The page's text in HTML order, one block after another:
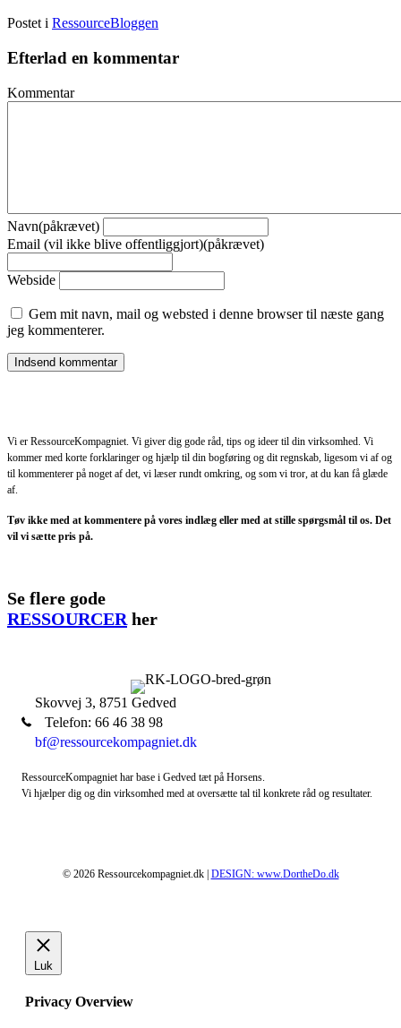
Postet i RessourceBloggen
Efterlad en kommentar
Kommentar
Navn(påkrævet)
Email (vil ikke blive offentliggjort)(påkrævet)
Webside
Gem mit navn, mail og websted i denne browser til næste gang
jeg kommenterer.
Vi er RessourceKompagniet. Vi giver dig gode råd, tips og ideer til din virksomhed. Vi
kommer med korte forklaringer og hjælp til din bogføring og dit regnskab, ligesom vi af og
til kommenterer på noget af det, vi læser rundt omkring, og som vi tror, at du kan få glæde
af.
Tøv ikke med at kommentere på vores indlæg eller med at stille spørgsmål til os. Det
vil vi sætte pris på.
Se flere gode
RESSOURCER her
Skovvej 3, 8751 Gedved
Telefon: 66 46 38 98
bf@ressourcekompagniet.dk
RessourceKompagniet har base i Gedved tæt på Horsens.
Vi hjælper dig og din virksomhed med at oversætte tal til konkrete råd og resultater.
© 2026 Ressourcekompagniet.dk | DESIGN: www.DortheDo.dk
Luk
Privacy Overview